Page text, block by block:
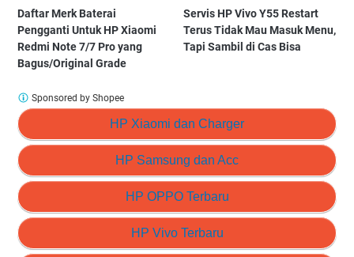
Daftar Merk Baterai
Pengganti Untuk HP Xiaomi
Redmi Note 7/7 Pro yang
Bagus/Original Grade
Servis HP Vivo Y55 Restart
Terus Tidak Mau Masuk Menu,
Tapi Sambil di Cas Bisa
HP Xiaomi dan Charger
HP Samsung dan Acc
HP OPPO Terbaru
HP Vivo Terbaru
Sponsored by Shopee